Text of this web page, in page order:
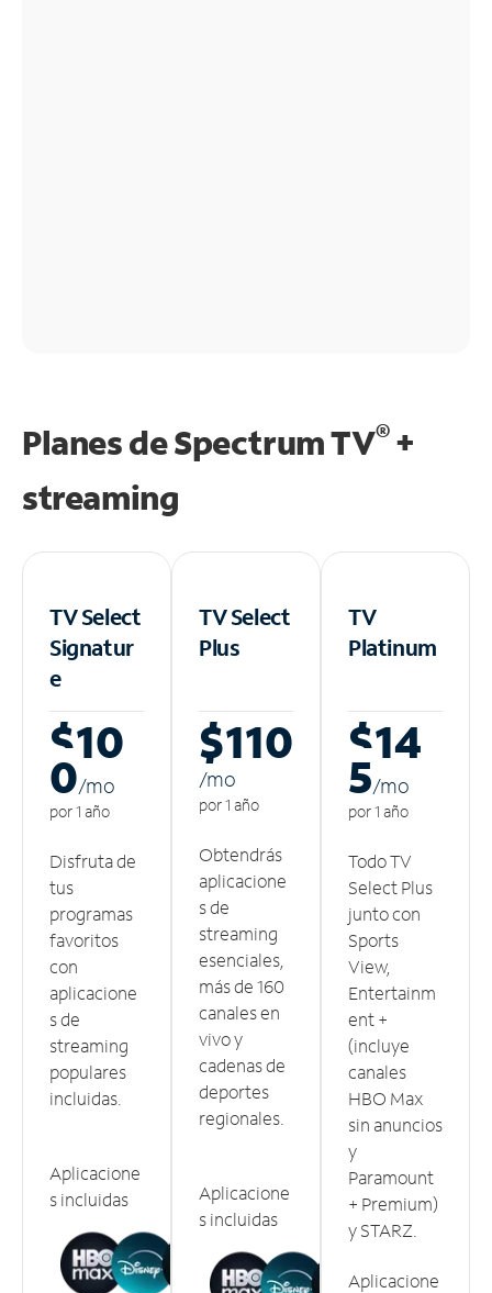
Planes de Spectrum TV®+
streaming
TV Select
Signatur
e
$10
0/mo
por 1 año
Disfruta de
tus
programas
favoritos
con
aplicacione
s de
streaming
populares
incluidas.
Aplicacione
s incluidas
TV Select
Plus
$110
/mo
por 1 año
Obtendrás
aplicacione
s de
streaming
esenciales,
más de 160
canales en
vivo y
cadenas de
deportes
regionales.
Aplicacione
s incluidas
TV
Platinum
$14
5/mo
por 1 año
Todo TV
Select Plus
junto con
Sports
View,
Entertainm
ent +
(incluye
canales
HBO Max
sin anuncios
y
Paramount
+ Premium)
y STARZ.
Aplicacione